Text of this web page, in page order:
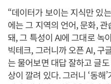
“데이터가 보이는 지식만 있
에는 그 지역의 언어, 문화,
돼, 그 특성이 AI에 그대로 녹
빅테크, 그러니까 오픈 AI, 구
는 물어보면 대답 잘하고 글
상이 깔려 있다. 그러니 ‘동해